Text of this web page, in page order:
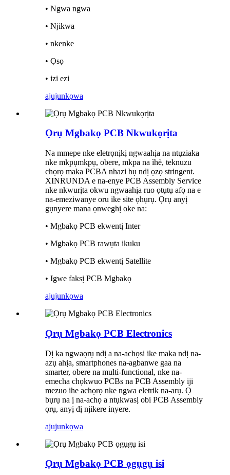
• Ngwa ngwa
• Njikwa
• nkenke
• Ọsọ
• izi ezi
ajujunkọwa
Ọrụ Mgbakọ PCB Nkwukọrịta
Na mmepe nke eletrọnịkị ngwaahịa na ntụziaka
nke mkpụmkpụ, obere, mkpa na ìhè, teknuzu
chọrọ maka PCBA nhazi bụ ndị ọzọ stringent.
XINRUNDA e na-enye PCB Assembly Service
nke nkwurịta okwu ngwaahịa ruo ọtụtụ afọ na e
na-emeziwanye oru ike site ọhụrụ. Ọrụ anyị
gụnyere mana ọnweghị oke na:
• Mgbakọ PCB ekwentị Inter
• Mgbakọ PCB rawụta ikuku
• Mgbakọ PCB ekwentị Satellite
• Igwe faksị PCB Mgbakọ
ajujunkọwa
Ọrụ Mgbakọ PCB Electronics
Dị ka ngwaọrụ ndị a na-achọsi ike maka ndị na-
azụ ahịa, smartphones na-agbanwe gaa na
smarter, obere na multi-functional, nke na-
emecha chọkwuo PCBs na PCB Assembly iji
mezuo ihe achọrọ nke ngwa eletrik na-arụ. Ọ
bụrụ na ị na-achọ a ntụkwasị obi PCB Assembly
ọrụ, anyị dị njikere inyere.
ajujunkọwa
Ọrụ Mgbakọ PCB ọgụgụ isi